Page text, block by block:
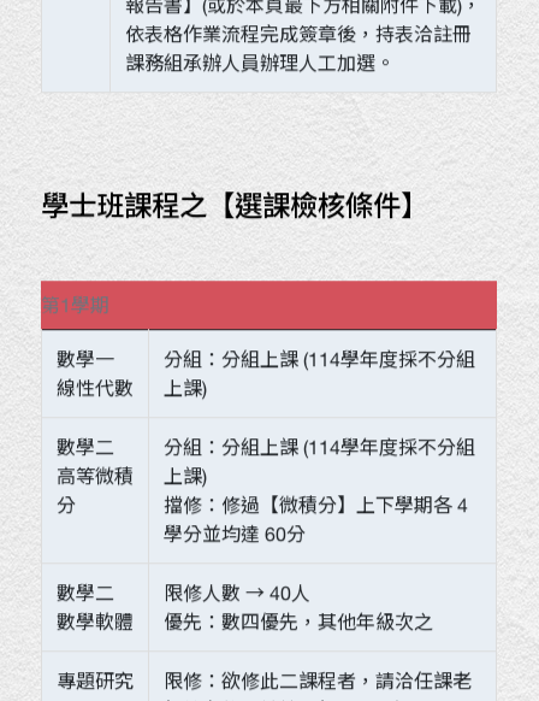
報告書】(或於本頁最下方相關附件下載)，
依表格作業流程完成簽章後，持表洽註冊
課務組承辦人員辦理人工加選。
學士班課程之【選課檢核條件】
第1學期
數學一
線性代數
分組：分組上課 (114學年度採不分組
上課)
數學二
高等微積
分
分組：分組上課 (114學年度採不分組
上課)
擋修：修過【微積分】上下學期各 4
學分並均達 60分
數學二
數學軟體
限修人數 → 40人
優先：數四優先，其他年級次之
專題研究 限修：欲修此二課程者，請洽任課老